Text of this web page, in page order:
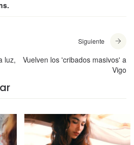
luz,
Siguiente
Vuelven los 'cribados masivos' a
Vigo